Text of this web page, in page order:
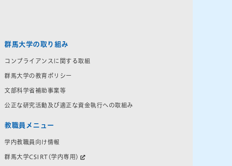
群馬大学の取り組み
コンプライアンスに関する取組
群馬大学の教育ポリシー
文部科学省補助事業等
公正な研究活動及び適正な資金執行への取組み
教職員メニュー
学内教職員向け情報
群馬大学CSIRT(学内専用)